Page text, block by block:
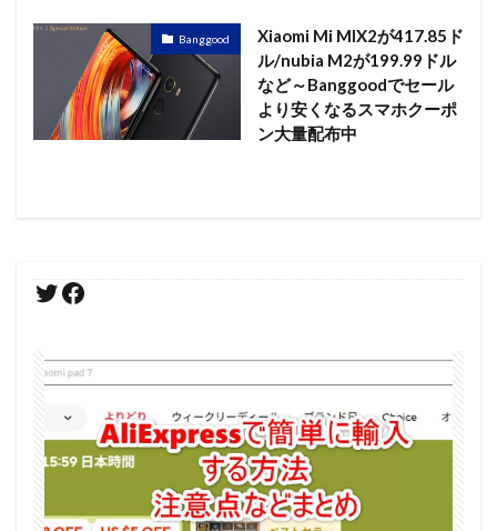
Banggood
Xiaomi Mi MIX2が417.85ド
ル/nubia M2が199.99ドル
など～Banggoodでセール
より安くなるスマホクーポ
ン大量配布中